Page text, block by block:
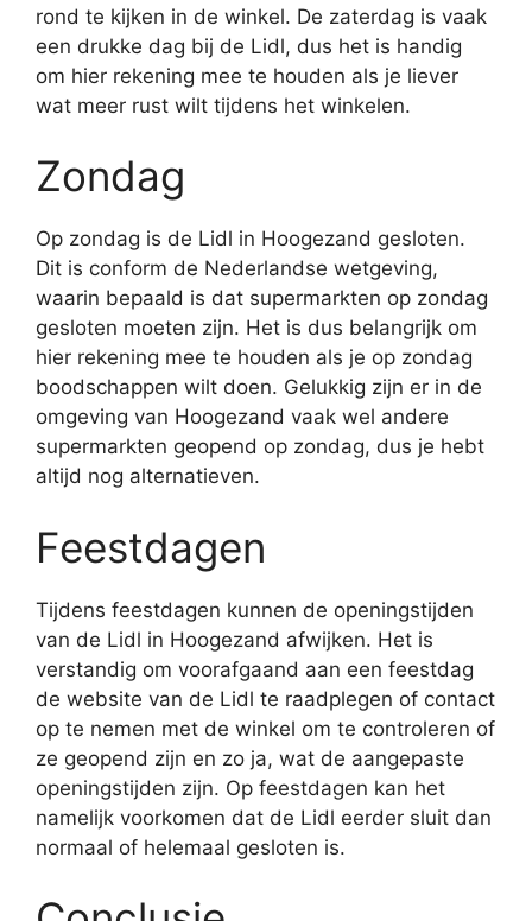
rond te kijken in de winkel. De zaterdag is vaak
een drukke dag bij de Lidl, dus het is handig
om hier rekening mee te houden als je liever
wat meer rust wilt tijdens het winkelen.
Zondag
Op zondag is de Lidl in Hoogezand gesloten.
Dit is conform de Nederlandse wetgeving,
waarin bepaald is dat supermarkten op zondag
gesloten moeten zijn. Het is dus belangrijk om
hier rekening mee te houden als je op zondag
boodschappen wilt doen. Gelukkig zijn er in de
omgeving van Hoogezand vaak wel andere
supermarkten geopend op zondag, dus je hebt
altijd nog alternatieven.
Feestdagen
Tijdens feestdagen kunnen de openingstijden
van de Lidl in Hoogezand afwijken. Het is
verstandig om voorafgaand aan een feestdag
de website van de Lidl te raadplegen of contact
op te nemen met de winkel om te controleren of
ze geopend zijn en zo ja, wat de aangepaste
openingstijden zijn. Op feestdagen kan het
namelijk voorkomen dat de Lidl eerder sluit dan
normaal of helemaal gesloten is.